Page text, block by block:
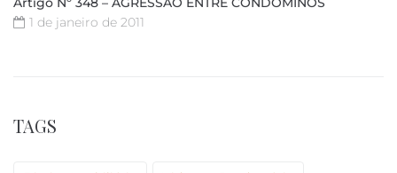
1 de janeiro de 2011
TAGS